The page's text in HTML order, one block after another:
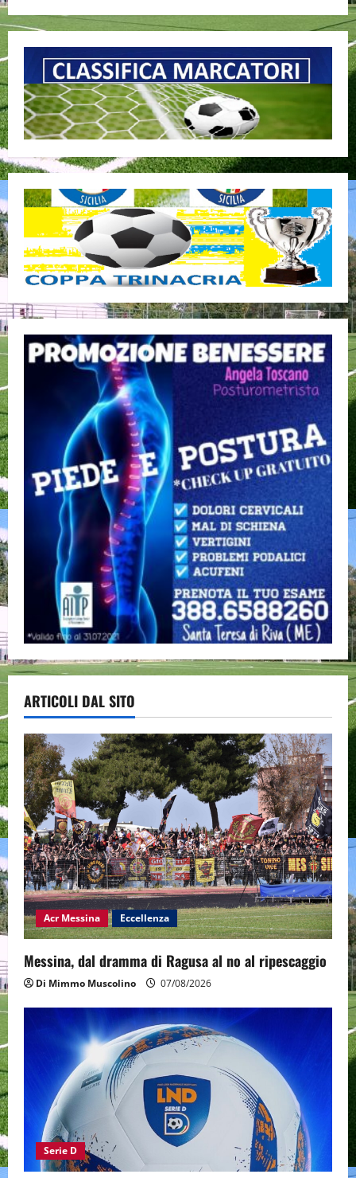
ARTICOLI DAL SITO
Acr Messina Eccellenza
Messina, dal dramma di Ragusa al no al ripescaggio
Di Mimmo Muscolino 07/08/2026
Serie D